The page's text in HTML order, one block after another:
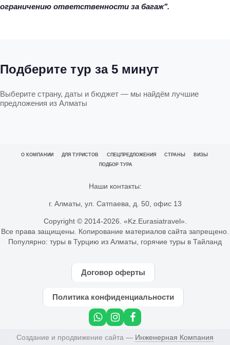
ограничению ответственности за багаж".
Подберите тур за 5 минут
Выберите страну, даты и бюджет — мы найдём лучшие
предложения из Алматы
О КОМПАНИИ ДЛЯ ТУРИСТОВ СПЕЦПРЕДЛОЖЕНИЯ СТРАНЫ
ВИЗЫ
ПОДБОР ТУРА
Наши контакты:
г. Алматы, ул. Сатпаева, д. 50, офис 13
Copyright © 2014-2026. «Kz.Eurasiatravel».
Все права защищены. Копирование материалов сайта запрещено.
Популярно: туры в Турцию из Алматы горячие туры в Тайланд
Договор оферты
Политика конфиденциальности
Создание и продвижение сайта — Инженерная Компания